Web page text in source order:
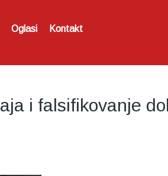
Oglasi Kontakt
i falsifikovanje